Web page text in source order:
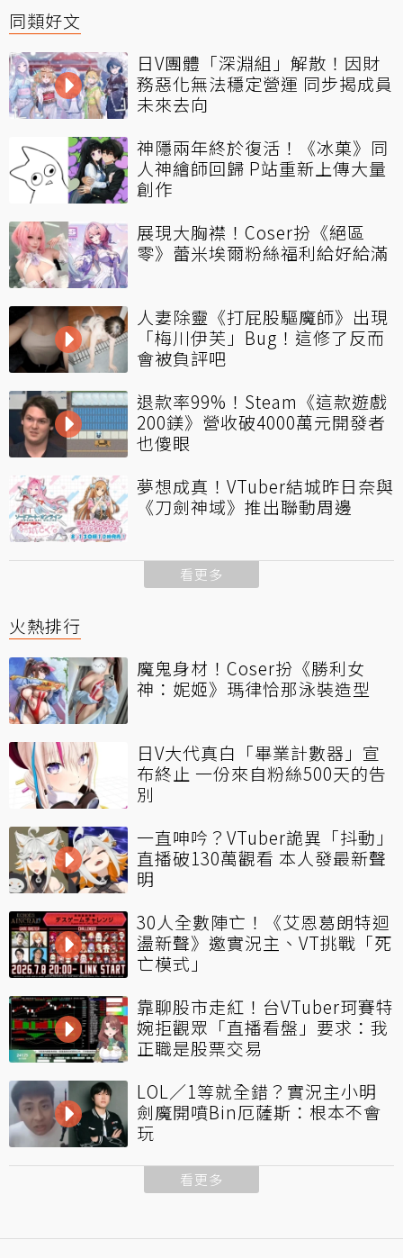
同類好文
日V團體「深淵組」解散！因財
務惡化無法穩定營運 同步揭成員
未來去向
神隱兩年終於復活！《冰菓》同
人神繪師回歸 P站重新上傳大量
創作
展現大胸襟！Coser扮《絕區
零》蕾米埃爾粉絲福利給好給滿
人妻除靈《打屁股驅魔師》出現
「梅川伊芙」Bug！這修了反而
會被負評吧
退款率99%！Steam《這款遊戲
200鎂》營收破4000萬元開發者
也傻眼
夢想成真！VTuber結城昨日奈與
《刀劍神域》推出聯動周邊
看更多
火熱排行
魔鬼身材！Coser扮《勝利女
神：妮姬》瑪律恰那泳裝造型
日V大代真白「畢業計數器」宣
布終止 一份來自粉絲500天的告
別
一直呻吟？VTuber詭異「抖動」
直播破130萬觀看 本人發最新聲
明
30人全數陣亡！《艾恩葛朗特迴
盪新聲》邀實況主、VT挑戰「死
亡模式」
靠聊股市走紅！台VTuber珂賽特
婉拒觀眾「直播看盤」要求：我
正職是股票交易
LOL／1等就全錯？實況主小明
劍魔開噴Bin厄薩斯：根本不會
玩
看更多